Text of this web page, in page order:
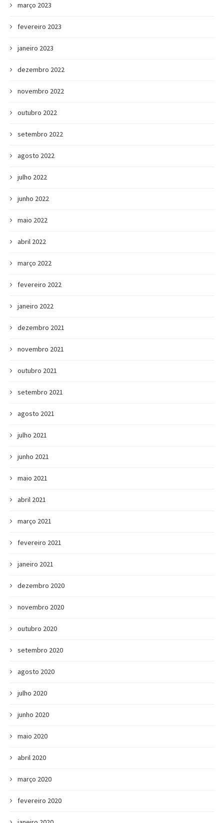
março 2023
fevereiro 2023
janeiro 2023
dezembro 2022
novembro 2022
outubro 2022
setembro 2022
agosto 2022
julho 2022
junho 2022
maio 2022
abril 2022
março 2022
fevereiro 2022
janeiro 2022
dezembro 2021
novembro 2021
outubro 2021
setembro 2021
agosto 2021
julho 2021
junho 2021
maio 2021
abril 2021
março 2021
fevereiro 2021
janeiro 2021
dezembro 2020
novembro 2020
outubro 2020
setembro 2020
agosto 2020
julho 2020
junho 2020
maio 2020
abril 2020
março 2020
fevereiro 2020